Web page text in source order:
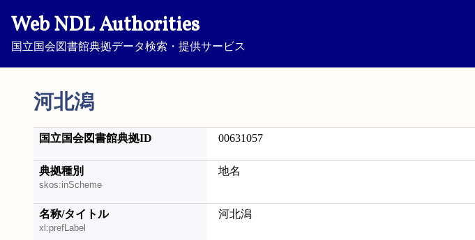
Web NDL Authorities
国立国会図書館典拠データ検索・提供サービス
河北潟
国立国会図書館典拠ID 00631057
典拠種別
skos:inScheme
地名
名称/タイトル
xl:prefLabel
河北潟